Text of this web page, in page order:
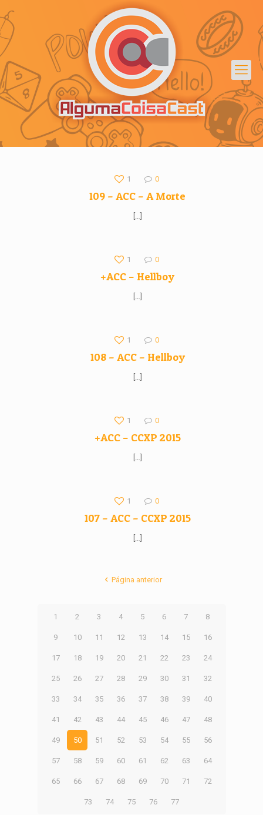
1 0
109 – ACC – A Morte
[…]
1 0
+ACC – Hellboy
[…]
1 0
108 – ACC – Hellboy
[…]
1 0
+ACC – CCXP 2015
[…]
1 0
107 – ACC – CCXP 2015
[…]
Página anterior
1 2 3 4 5 6 7 8
9 10 11 12 13 14 15 16
17 18 19 20 21 22 23 24
25 26 27 28 29 30 31 32
33 34 35 36 37 38 39 40
41 42 43 44 45 46 47 48
49 50 51 52 53 54 55 56
57 58 59 60 61 62 63 64
65 66 67 68 69 70 71 72
73 74 75 76 77